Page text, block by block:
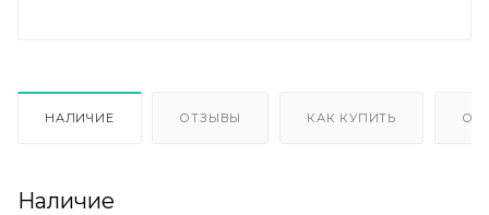
НАЛИЧИЕ ОТЗЫВЫ КАК КУПИТЬ
Наличие